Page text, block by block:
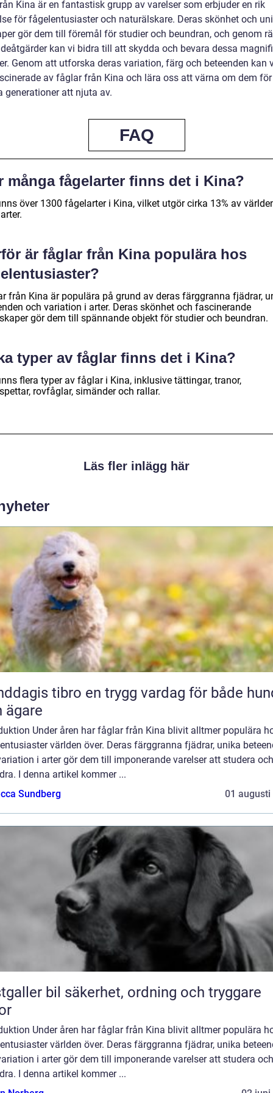
Kina är en fantastisk grupp av varelser som erbjuder en rik
för fågelentusiaster och naturälskare. Deras skönhet och
gör dem till föremål för studier och beundran, och genom
kan vi bidra till att skydda och bevara dessa
Genom att utforska deras variation, färg och beteenden kan
av fåglar från Kina och lära oss att värna om dem för
generationer att njuta av.
FAQ
många fågelarter finns det i Kina?
över 1300 fågelarter i Kina, vilket utgör cirka 13% av
är fåglar från Kina populära hos
från Kina är populära på grund av deras färggranna fjädrar,
och variation i arter. Deras skönhet och fascinerande
gör dem till spännande objekt för studier och beundran.
typer av fåglar finns det i Kina?
flera typer av fåglar i Kina, inklusive tättingar, tranor,
rovfåglar, simänder och rallar.
Läs fler inlägg här
en trygg vardag för både hund
ägare
Under åren har fåglar från Kina blivit alltmer populära
världen över. Deras färggranna fjädrar, unika
i arter gör dem till imponerande varelser att studera och
I denna artikel kommer ...
Sundberg
01 augusti
ordning och tryggare
Under åren har fåglar från Kina blivit alltmer populära
världen över. Deras färggranna fjädrar, unika
i arter gör dem till imponerande varelser att studera och
I denna artikel kommer ...